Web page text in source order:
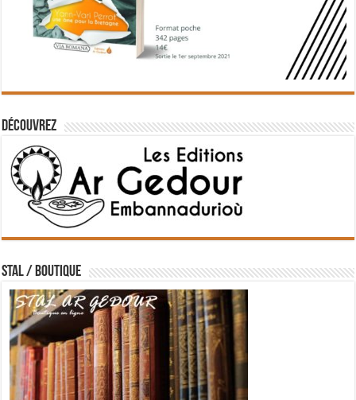
Découvrez
STAL / BOUTIQUE